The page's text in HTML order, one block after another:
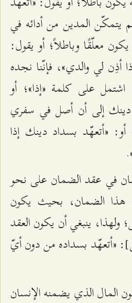
يتمكّن المدين من أدائه في
معلّقًا وباطلاً؛ أو يقول:
أذِن لي والدي»، فإنّنا نجده
على كلمة «إذا»؛ أو
دينك إلى أن أصل في سفري
أو: «أتعهّد بسداد دينك إذا
في عقد الضمان على نحو
هذا الضمان، بحيث يكون
ولهذا، ينبغي أن يكون العقد
«أتعهّد بسداده من دون أيّ
المال الذي يضمنه الإنسان